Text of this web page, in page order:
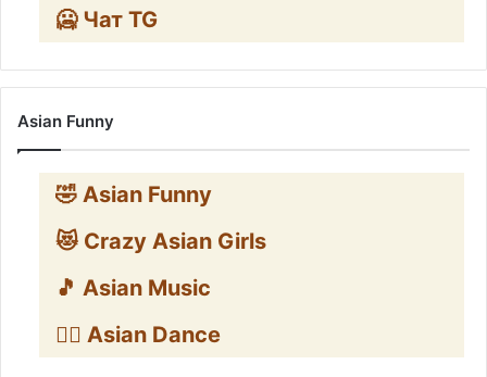
🥶 Чат TG
Asian Funny
🤣 Asian Funny
😻 Crazy Asian Girls
🎵 Asian Music
👯‍♀️ Asian Dance